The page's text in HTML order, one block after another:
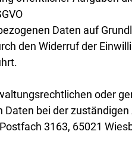
Daten auf
den Widerruf der
oder
bei der
3163, 65021